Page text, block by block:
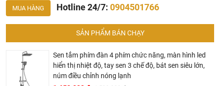
MUA HÀNG Hotline 24/7: 0904501766
SẢN PHẨM BÁN CHẠY
Sen tắm phím đàn 4 phím chức năng, màn hình led
hiển thị nhiệt độ, tay sen 3 chế độ, bát sen siêu lớn,
núm điều chỉnh nóng lạnh